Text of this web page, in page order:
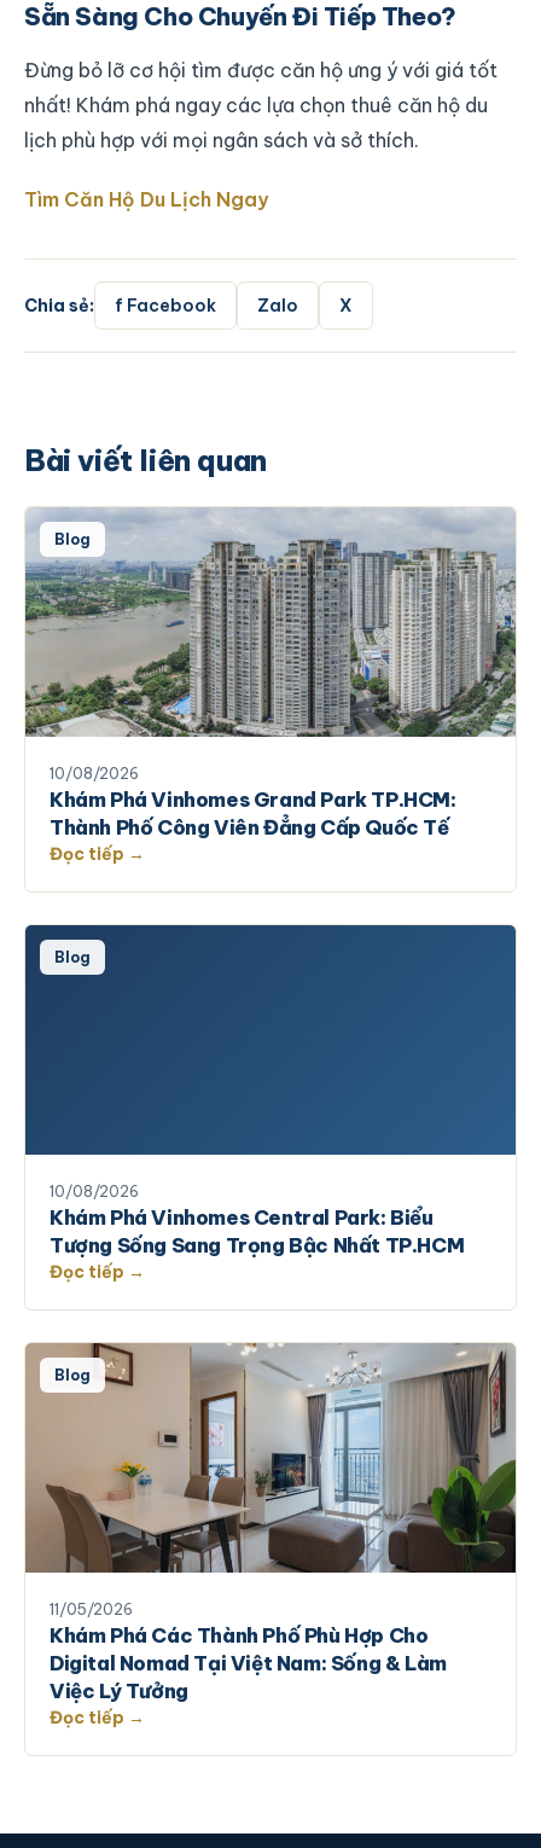
Sẵn Sàng Cho Chuyến Đi Tiếp Theo?
Đừng bỏ lỡ cơ hội tìm được căn hộ ưng ý với giá tốt
nhất! Khám phá ngay các lựa chọn thuê căn hộ du
lịch phù hợp với mọi ngân sách và sở thích.
Tìm Căn Hộ Du Lịch Ngay
Chia sẻ: f Facebook Zalo X
Bài viết liên quan
Blog
10/08/2026
Khám Phá Vinhomes Grand Park TP.HCM:
Thành Phố Công Viên Đẳng Cấp Quốc Tế
Đọc tiếp →
Blog
10/08/2026
Khám Phá Vinhomes Central Park: Biểu
Tượng Sống Sang Trọng Bậc Nhất TP.HCM
Đọc tiếp →
Blog
11/05/2026
Khám Phá Các Thành Phố Phù Hợp Cho
Digital Nomad Tại Việt Nam: Sống & Làm
Việc Lý Tưởng
Đọc tiếp →